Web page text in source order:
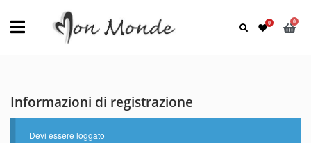
Informazioni di registrazione
Devi essere loggato